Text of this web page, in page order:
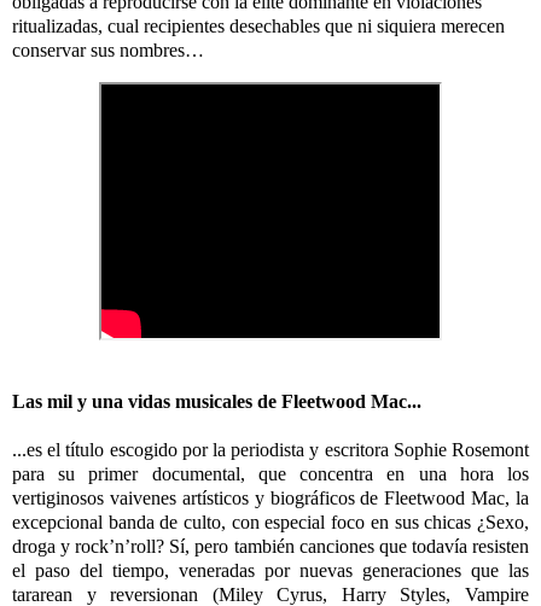
ritualizadas, cual recipientes desechables que ni siquiera merecen
conservar sus nombres…
Las mil y una vidas musicales de Fleetwood Mac...
...es el título escogido por la periodista y escritora Sophie Rosemont
para su primer documental, que concentra en una hora los
vertiginosos vaivenes artísticos y biográficos de Fleetwood Mac, la
excepcional banda de culto, con especial foco en sus chicas ¿Sexo,
droga y rock’n’roll? Sí, pero también canciones que todavía resisten
el paso del tiempo, veneradas por nuevas generaciones que las
tararean y reversionan (Miley Cyrus, Harry Styles, Vampire